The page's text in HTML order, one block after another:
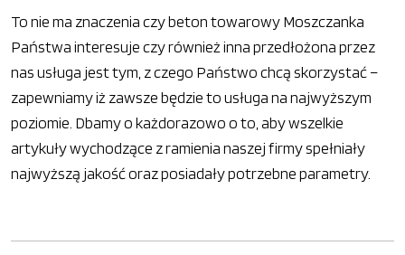
To nie ma znaczenia czy beton towarowy Moszczanka
Państwa interesuje czy również inna przedłożona przez
nas usługa jest tym, z czego Państwo chcą skorzystać –
zapewniamy iż zawsze będzie to usługa na najwyższym
poziomie. Dbamy o każdorazowo o to, aby wszelkie
artykuły wychodzące z ramienia naszej firmy spełniały
najwyższą jakość oraz posiadały potrzebne parametry.